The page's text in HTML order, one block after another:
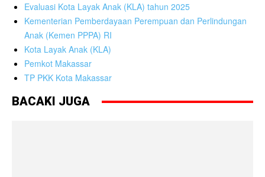
Evaluasi Kota Layak Anak (KLA) tahun 2025
Kementerian Pemberdayaan Perempuan dan Perlindungan
Anak (Kemen PPPA) RI
Kota Layak Anak (KLA)
Pemkot Makassar
TP PKK Kota Makassar
BACAKI JUGA